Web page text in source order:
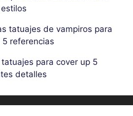
tatuajes de vampiros para
5 referencias
para cover up 5
detalles